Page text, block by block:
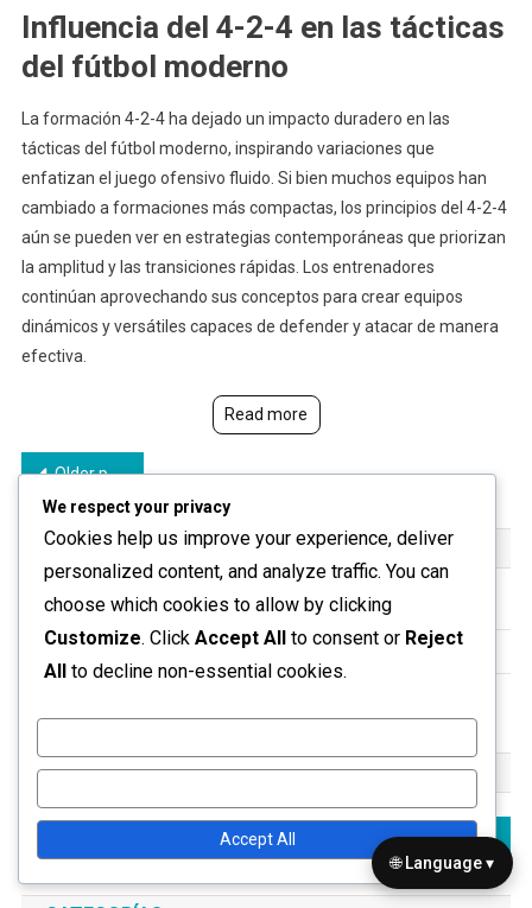
Influencia del 4-2-4 en las tácticas
del fútbol moderno
La formación 4-2-4 ha dejado un impacto duradero en las
tácticas del fútbol moderno, inspirando variaciones que
enfatizan el juego ofensivo fluido. Si bien muchos equipos han
cambiado a formaciones más compactas, los principios del 4-2-4
aún se pueden ver en estrategias contemporáneas que priorizan
la amplitud y las transiciones rápidas. Los entrenadores
continúan aprovechando sus conceptos para crear equipos
dinámicos y versátiles capaces de defender y atacar de manera
efectiva.
Read more
Posts
navigation
Older posts
ENLACES
Nuestra historia
BUSCAR
for:
We respect your privacy
Cookies help us improve your experience, deliver
personalized content, and analyze traffic. You can
choose which cookies to allow by clicking
Customize. Click Accept All to consent or Reject
All to decline non-essential cookies.
Accept All
🌐 Language ▾